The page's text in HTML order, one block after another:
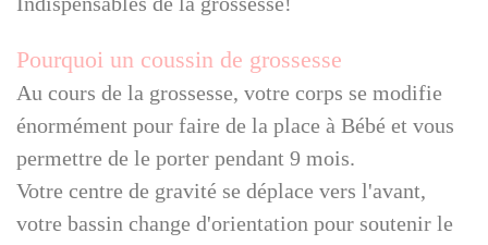
Pourquoi un coussin de grossesse
Au cours de la grossesse, votre corps se modifie
énormément pour faire de la place à Bébé et vous
permettre de le porter pendant 9 mois.
Votre centre de gravité se déplace vers l'avant,
votre bassin change d'orientation pour soutenir le